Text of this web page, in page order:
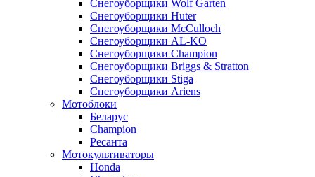
Снегоуборщики Wolf Garten
Снегоуборщики Huter
Снегоуборщики McCulloch
Снегоуборщики AL-KO
Снегоуборщики Champion
Снегоуборщики Briggs & Stratton
Снегоуборщики Stiga
Снегоуборщики Ariens
Мотоблоки
Беларус
Champion
Ресанта
Мотокультиваторы
Honda